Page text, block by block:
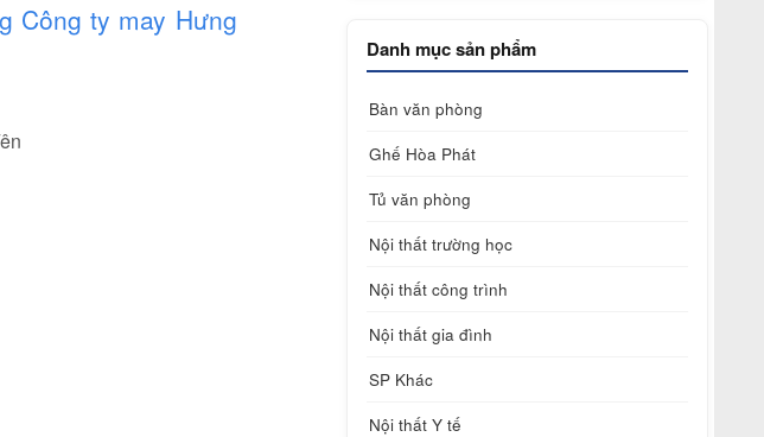
Công ty may Hưng
Danh mục sản phẩm
Bàn văn phòng
Ghế Hòa Phát
Tủ văn phòng
Nội thất trường học
Nội thất công trình
Nội thất gia đình
SP Khác
Nội thất Y tế